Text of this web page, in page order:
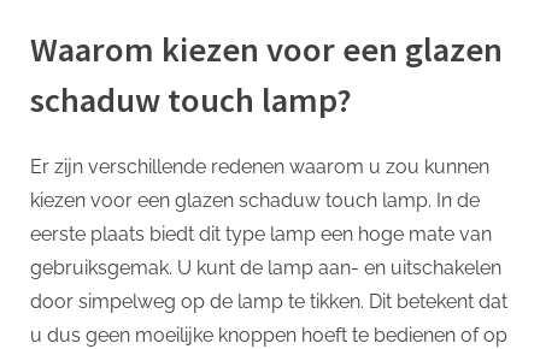
Waarom kiezen voor een glazen
schaduw touch lamp?
Er zijn verschillende redenen waarom u zou kunnen
kiezen voor een glazen schaduw touch lamp. In de
eerste plaats biedt dit type lamp een hoge mate van
gebruiksgemak. U kunt de lamp aan- en uitschakelen
door simpelweg op de lamp te tikken. Dit betekent dat
u dus geen moeilijke knoppen hoeft te bedienen of op